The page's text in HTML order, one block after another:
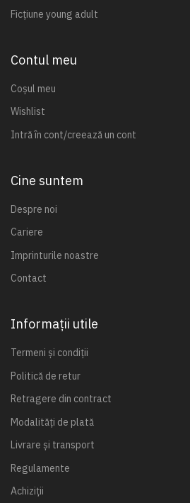
Ficțiune young adult
Contul meu
Coșul meu
Wishlist
Intră în cont/creează un cont
Cine suntem
Despre noi
Cariere
Imprinturile noastre
Contact
Informații utile
Termeni și condiții
Politică de retur
Retragere din contract
Modalități de plată
Livrare și transport
Regulamente
Achiziții